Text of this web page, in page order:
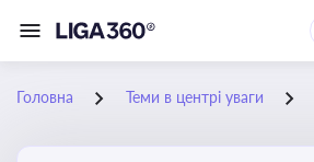
Головна Теми в центрі уваги